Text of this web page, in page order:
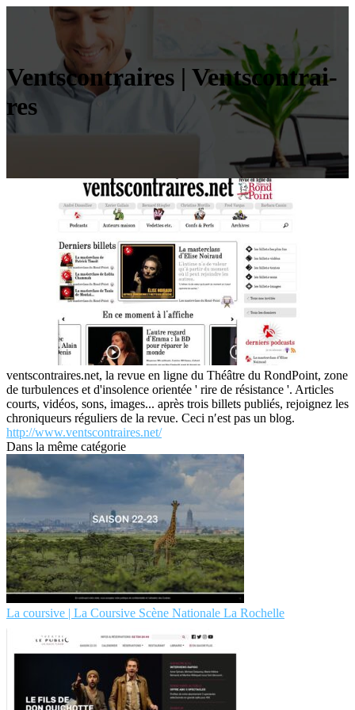
Vents­contrai­res | Vents­contrai­
res
ventscontraires.net, la revue en ligne du Théâtre du RondPoint, zone
de turbulences et d'insolence orientée ' rire de résistance '. Articles
courts, vidéos, sons, images... après trois billets publiés, rejoignez les
chroniqueurs réguliers de la revue. Ceci n′est pas un blog.
http://www.ventscontraires.net/
Dans la même catégorie
La coursive | La Coursive Scène Nationale La Rochelle